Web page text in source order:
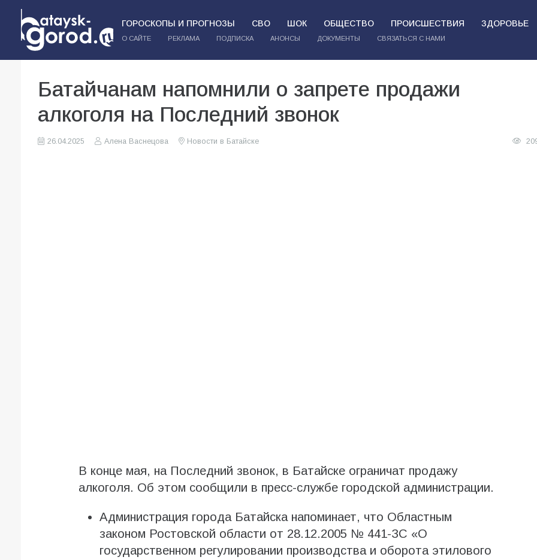
ГОРОСКОПЫ И ПРОГНОЗЫ СВО ШОК ОБЩЕСТВО ПРОИСШЕСТВИЯ ЗДОРОВЬЕ
О САЙТЕ РЕКЛАМА ПОДПИСКА АНОНСЫ ДОКУМЕНТЫ СВЯЗАТЬСЯ С НАМИ
Батайчанам напомнили о запрете продажи
алкоголя на Последний звонок
26.04.2025 Алена Васнецова Новости в Батайске
В конце мая, на Последний звонок, в Батайске ограничат продажу
алкоголя. Об этом сообщили в пресс-службе городской администрации.
Администрация города Батайска напоминает, что Областным
законом Ростовской области от 28.12.2005 № 441-ЗС «О
государственном регулировании производства и оборота этилового